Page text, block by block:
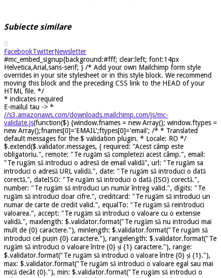
Subiecte similare
0
FacebookTwitterNewsletter
#mc_embed_signup{background:#fff; clear:left; font:14px
Helvetica,Arial,sans-serif; } /* Add your own Mailchimp form style
overrides in your site stylesheet or in this style block. We recommend
moving this block and the preceding CSS link to the HEAD of your
HTML file. */
* indicates required
E-mailul tau -> *
//s3.amazonaws.com/downloads.mailchimp.com/js/mc-
validate.js(function($) {window.fnames = new Array(); window.ftypes =
new Array();fnames[0]='EMAIL';ftypes[0]='email'; /* * Translated
default messages for the $ validation plugin. * Locale: RO */
$.extend($.validator.messages, { required: "Acest câmp este
obligatoriu.", remote: "Te rugăm să completezi acest câmp.", email:
"Te rugăm să introduci o adresă de email validă", url: "Te rugăm sa
introduci o adresă URL validă.", date: "Te rugăm să introduci o dată
corectă.", dateISO: "Te rugăm să introduci o dată (ISO) corectă.",
number: "Te rugăm să introduci un număr întreg valid.", digits: "Te
rugăm să introduci doar cifre.", creditcard: "Te rugăm să introduci un
numar de carte de credit valid.", equalTo: "Te rugăm să reintroduci
valoarea.", accept: "Te rugăm să introduci o valoare cu o extensie
validă.", maxlength: $.validator.format("Te rugăm să nu introduci mai
mult de {0} caractere."), minlength: $.validator.format("Te rugăm să
introduci cel puțin {0} caractere."), rangelength: $.validator.format("Te
rugăm să introduci o valoare între {0} și {1} caractere."), range:
$.validator.format("Te rugăm să introduci o valoare între {0} și {1}."),
max: $.validator.format("Te rugăm să introduci o valoare egal sau mai
mică decât {0}."), min: $.validator.format("Te rugăm să introduci o